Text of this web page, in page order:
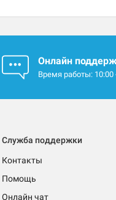
Онлайн
Время работы: 10:00
Служба поддержки
Контакты
Помощь
Онлайн чат